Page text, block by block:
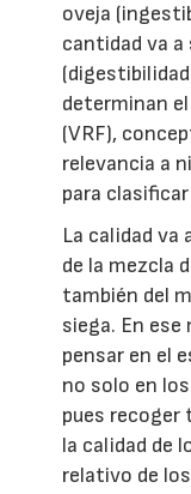
oveja
cantidad va a
determinan
(VRF),
relevancia a
para
La calidad va
de la mezcla
también del
siega. En
pensar en el
no solo en
pues recoger
la calidad de
relativo de